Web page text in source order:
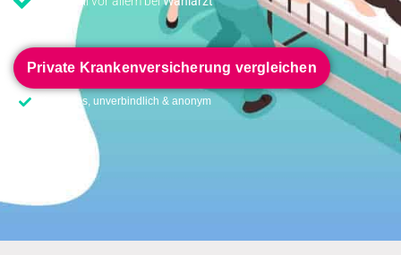
Private Krankenversicherung vergleichen
Kostenlos, unverbindlich & anonym